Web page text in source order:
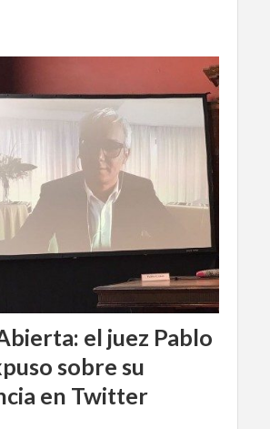
el juez Pablo
sobre su
en Twitter